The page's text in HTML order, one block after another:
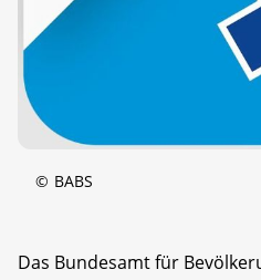
© BABS
Das Bundesamt für